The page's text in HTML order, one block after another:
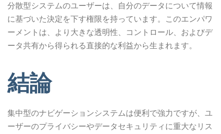
分散型システムのユーザーは、自分のデータについて情報
に基づいた決定を下す権限を持っています。このエンパワ
ーメントは、より大きな透明性、コントロール、およびデ
ータ共有から得られる直接的な利益から生まれます。
結論
集中型のナビゲーションシステムは便利で強力ですが、ユ
ーザーのプライバシーやデータセキュリティに重大なリス